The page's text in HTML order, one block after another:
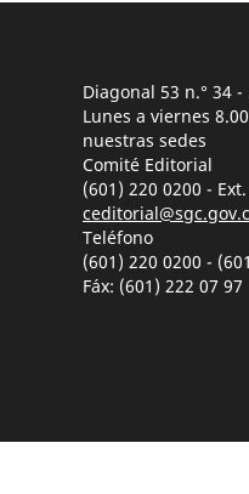
Diagonal 53 n.° 34
Lunes a viernes
nuestras sedes
Comité Editorial
(601) 220 0200 -
Teléfono
(601) 220 0200 -
Fáx: (601) 222 07 97